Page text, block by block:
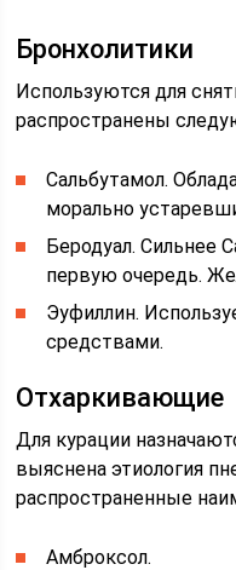
Бронхолитики
Используются для
распространены
Сальбутамол.
морально
Беродуал. Сильнее
первую очередь.
Эуфиллин.
средствами.
Отхаркивающие
Для курации
выяснена этиология
распространенные
Амброксол.